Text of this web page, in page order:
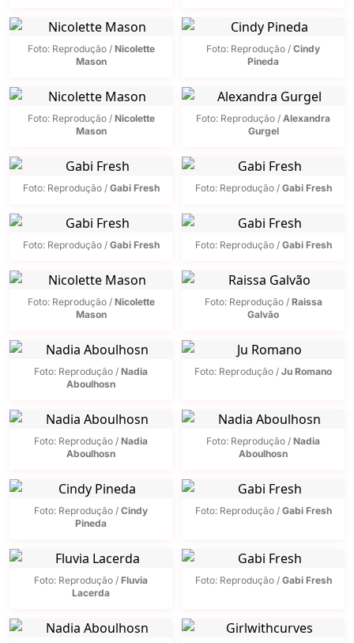
Foto: Reprodução / Nicolette
Mason
Foto: Reprodução / Cindy
Pineda
Foto: Reprodução / Nicolette
Mason
Foto: Reprodução / Alexandra
Gurgel
Foto: Reprodução / Gabi Fresh Foto: Reprodução / Gabi Fresh
Foto: Reprodução / Gabi Fresh Foto: Reprodução / Gabi Fresh
Foto: Reprodução / Nicolette
Mason
Foto: Reprodução / Raissa
Galvão
Foto: Reprodução / Nadia
Aboulhosn
Foto: Reprodução / Ju Romano
Foto: Reprodução / Nadia
Aboulhosn
Foto: Reprodução / Nadia
Aboulhosn
Foto: Reprodução / Cindy
Pineda
Foto: Reprodução / Gabi Fresh
Foto: Reprodução / Fluvia
Lacerda
Foto: Reprodução / Gabi Fresh